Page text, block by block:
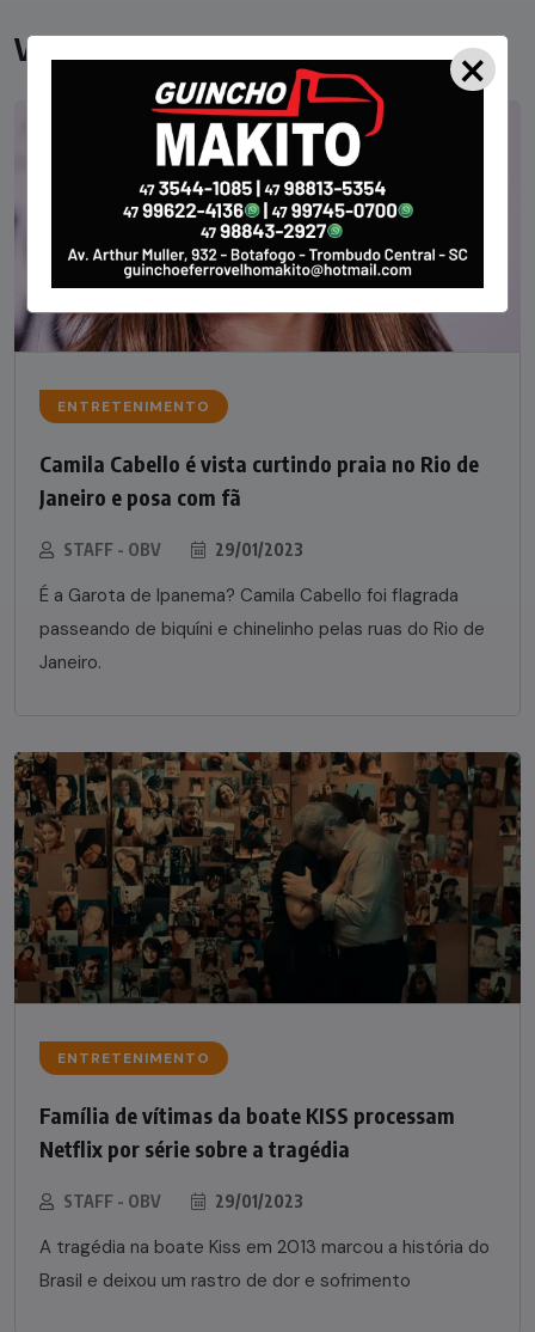
Você pode gostar
ENTRETENIMENTO
Camila Cabello é vista curtindo praia no Rio de
Janeiro e posa com fã
STAFF - OBV 29/01/2023
É a Garota de Ipanema? Camila Cabello foi flagrada
passeando de biquíni e chinelinho pelas ruas do Rio de
Janeiro.
ENTRETENIMENTO
Família de vítimas da boate KISS processam
Netflix por série sobre a tragédia
STAFF - OBV 29/01/2023
A tragédia na boate Kiss em 2013 marcou a história do
Brasil e deixou um rastro de dor e sofrimento
×